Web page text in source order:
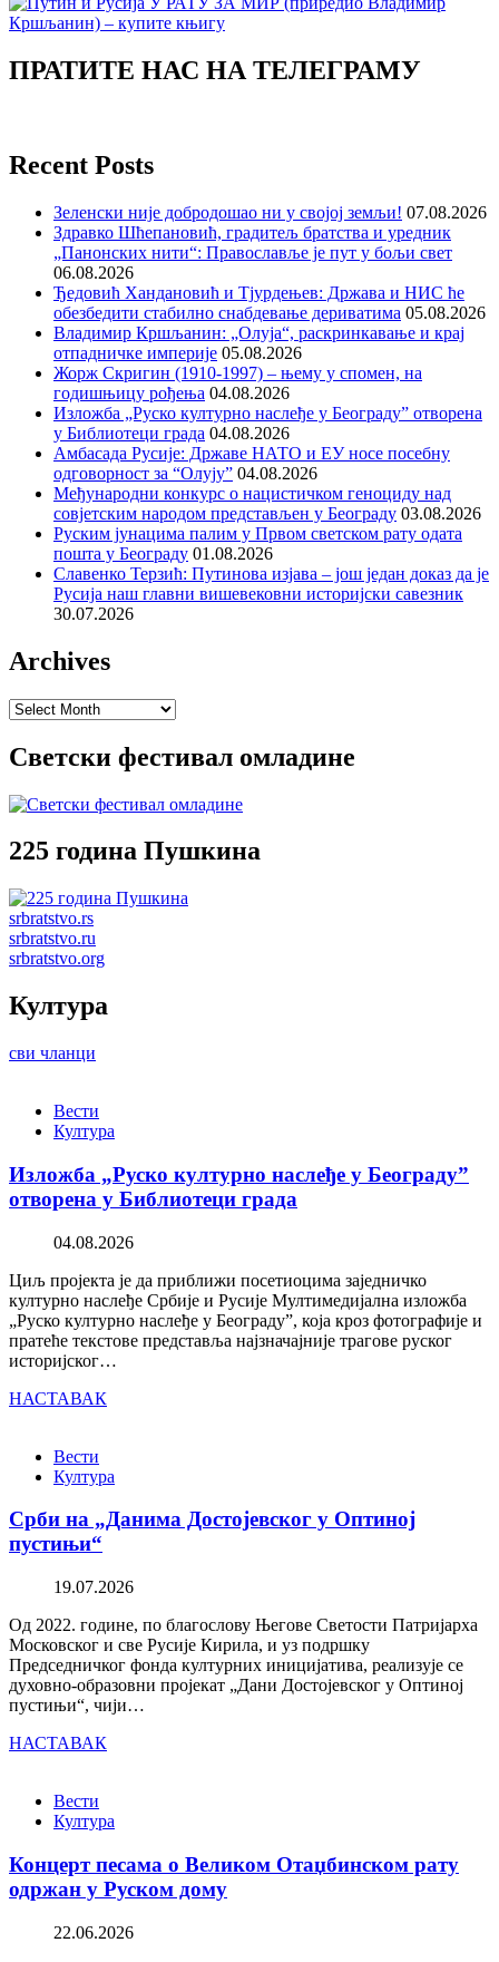
ПРАТИТЕ НАС НА ТЕЛЕГРАМУ
Recent Posts
Зеленски није добродошао ни у својој земљи! 07.08.2026
Здравко Шћепановић, градитељ братства и уредник
„Панонских нити“: Православље је пут у бољи свет
06.08.2026
Ђедовић Хандановић и Тјурдењев: Држава и НИС ће
обезбедити стабилно снабдевање дериватима 05.08.2026
Владимир Кршљанин: „Олуја“, раскринкавање и крај
отпадничке империје 05.08.2026
Жорж Скригин (1910-1997) – њему у спомен, на
годишњицу рођења 04.08.2026
Изложба „Руско културно наслеђе у Београду” отворена
у Библиотеци града 04.08.2026
Амбасада Русије: Државе НАТО и ЕУ носе посебну
одговорност за “Олују” 04.08.2026
Међународни конкурс о нацистичком геноциду над
совјетским народом представљен у Београду 03.08.2026
Руским јунацима палим у Првом светском рату одата
пошта у Београду 01.08.2026
Славенко Терзић: Путинова изјава – још један доказ да је
Русија наш главни вишевековни историјски савезник
30.07.2026
Archives
Archives
Светски фестивал омладине
225 година Пушкина
srbratstvo.rs
srbratstvo.ru
srbratstvo.org
Култура
сви чланци
Вести
Култура
Изложба „Руско културно наслеђе у Београду”
отворена у Библиотеци града
04.08.2026
Циљ пројекта је да приближи посетиоцима заједничко
културно наслеђе Србије и Русије Мултимедијална изложба
„Руско културно наслеђе у Београду”, која кроз фотографије и
пратеће текстове представља најзначајније трагове руског
историјског…
НАСТАВАК
Вести
Култура
Срби на „Данима Достојевског у Оптиној
пустињи“
19.07.2026
Од 2022. године, по благослову Његове Светости Патријарха
Московског и све Русије Кирила, и уз подршку
Председничког фонда културних иницијатива, реализује се
духовно-образовни пројекат „Дани Достојевског у Оптиној
пустињи“, чији…
НАСТАВАК
Вести
Култура
Концерт песама о Великом Отаџбинском рату
одржан у Руском дому
22.06.2026